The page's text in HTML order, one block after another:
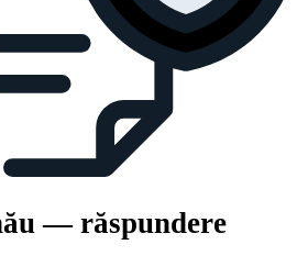
— răspundere